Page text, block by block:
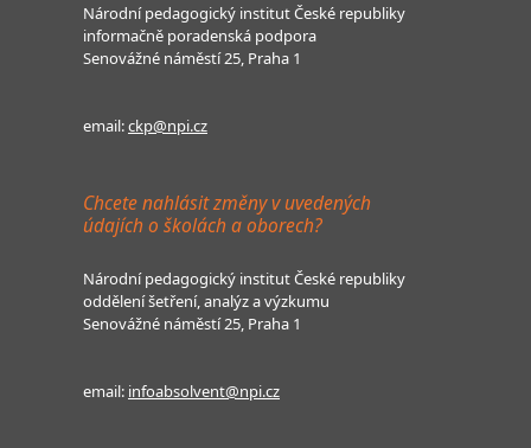
Národní pedagogický institut České republiky
informačně poradenská podpora
Senovážné náměstí 25, Praha 1
email:ckp@npi.cz
Chcete nahlásit změny v uvedených
údajích o školách a oborech?
Národní pedagogický institut České republiky
oddělení šetření, analýz a výzkumu
Senovážné náměstí 25, Praha 1
email: infoabsolvent@npi.cz